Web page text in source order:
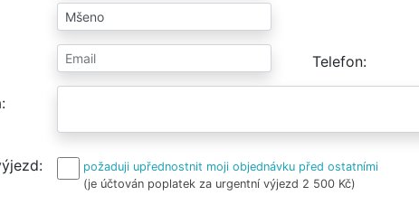
Telefon
požaduji upřednostnit moji objednávku před ostatními
(je účtován poplatek za urgentní výjezd 2 500 Kč)